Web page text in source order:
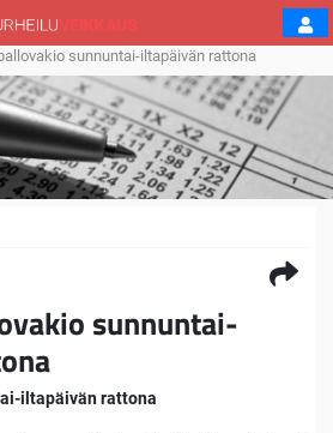
sunnuntai-iltapäivän rattona
sunnuntai-
iltapäivän rattona